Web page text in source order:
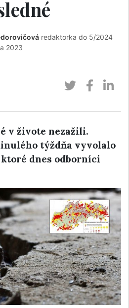
redaktorka do 5/2024
2023
v živote nezažili.
týždňa vyvolalo
dnes odborníci